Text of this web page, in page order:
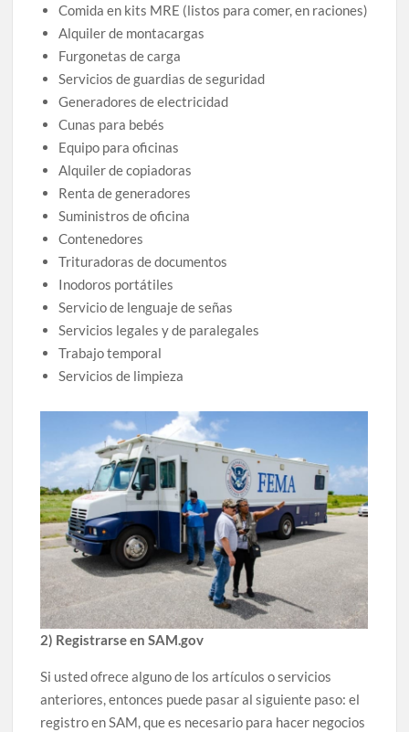
Comida en kits MRE (listos para comer, en raciones)
Alquiler de montacargas
Furgonetas de carga
Servicios de guardias de seguridad
Generadores de electricidad
Cunas para bebés
Equipo para oficinas
Alquiler de copiadoras
Renta de generadores
Suministros de oficina
Contenedores
Trituradoras de documentos
Inodoros portátiles
Servicio de lenguaje de señas
Servicios legales y de paralegales
Trabajo temporal
Servicios de limpieza
2) Registrarse en SAM.gov
Si usted ofrece alguno de los artículos o servicios
anteriores, entonces puede pasar al siguiente paso: el
registro en SAM, que es necesario para hacer negocios